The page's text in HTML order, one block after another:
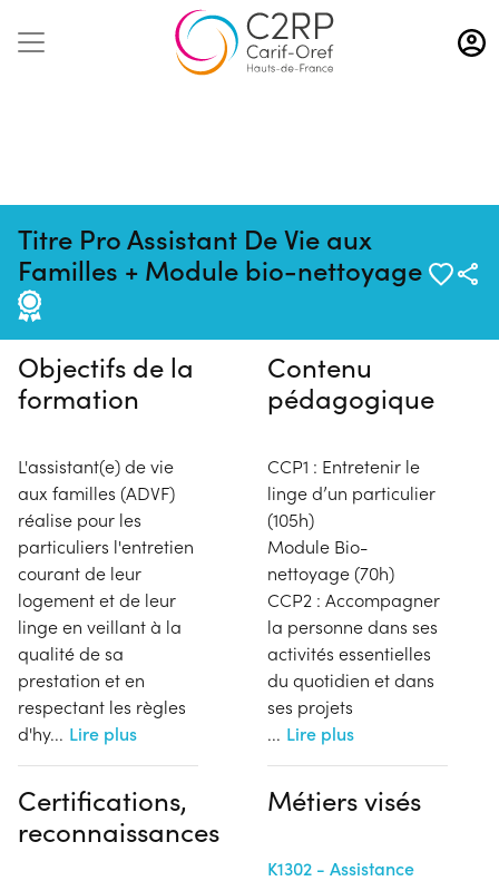
Aller
au
contenu
Titre Pro Assistant De Vie aux
Familles + Module bio-nettoyage
Pas de session programmée en
Objectifs de la
formation
L'assistant(e) de vie
aux familles (ADVF)
réalise pour les
particuliers l'entretien
courant de leur
logement et de leur
linge en veillant à la
qualité de sa
prestation et en
respectant les règles
d'hy... Lire plus
Contenu
pédagogique
CCP1 : Entretenir le
linge d’un particulier
(105h)
Module Bio-
nettoyage (70h)
CCP2 : Accompagner
la personne dans ses
activités essentielles
du quotidien et dans
ses projets
... Lire plus
Certifications,
reconnaissances
Métiers visés
K1302 - Assistance